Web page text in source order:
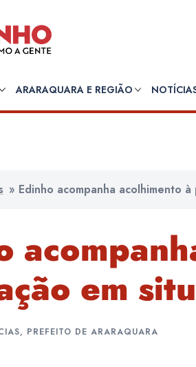
ARARAQUARA E REGIÃO
» Edinho acompanha acolhimento
em
, PREFEITO DE ARARAQUARA